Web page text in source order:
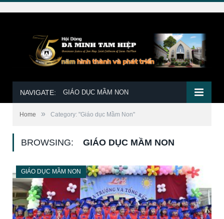
NAVIGATE: GIÁO DỤC MẦM NON
Home » Category: "Giáo dục Mầm Non"
BROWSING: GIÁO DỤC MẦM NON
GIÁO DỤC MẦM NON